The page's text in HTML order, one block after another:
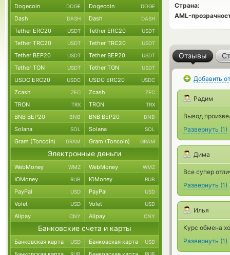
Страна:
AML-
Отзывы
Добавить
Радим
Вывод
Развернуть (1)
Дима
Все супер
Развернуть (1)
Илья
Курс обмена
Развернуть (1)
Dogecoin DOGE Dogecoin DOGE
Dash DASH Dash DASH
Tether ERC20 USDT Tether ERC20 USDT
Tether TRC20 USDT Tether TRC20 USDT
Tether BEP20 USDT Tether BEP20 USDT
Tether TON USDT Tether TON USDT
USDC ERC20 USDC USDC ERC20 USDC
Zcash ZEC Zcash ZEC
TRON TRX TRON TRX
BNB BEP20 BNB BNB BEP20 BNB
Solana SOL Solana SOL
Gram (Toncoin) GRAM Gram (Toncoin) GRAM
Электронные деньги
WebMoney WMZ WebMoney WMZ
ЮMoney RUB ЮMoney RUB
PayPal USD PayPal USD
Volet USD Volet USD
Alipay CNY Alipay CNY
Банковские счета и карты
Банковская карта USD Банковская карта USD